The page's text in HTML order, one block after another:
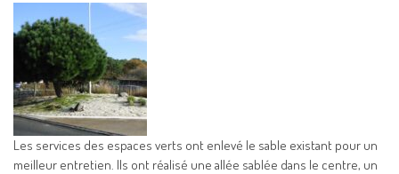
Les services des espaces verts ont enlevé le sable existant pour un
meilleur entretien. Ils ont réalisé une allée sablée dans le centre, un